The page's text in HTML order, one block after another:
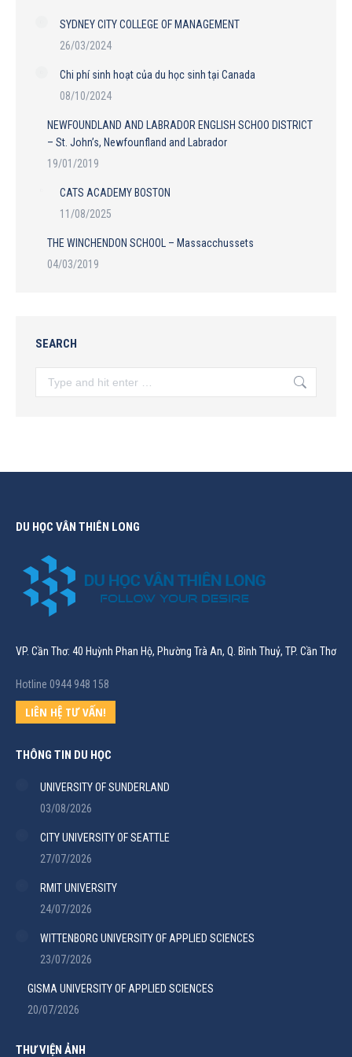
SYDNEY CITY COLLEGE OF MANAGEMENT
26/03/2024
Chi phí sinh hoạt của du học sinh tại Canada
08/10/2024
NEWFOUNDLAND AND LABRADOR ENGLISH SCHOO DISTRICT
– St. John’s, Newfounfland and Labrador
19/01/2019
CATS ACADEMY BOSTON
11/08/2025
THE WINCHENDON SCHOOL – Massacchussets
04/03/2019
SEARCH
DU HỌC VÂN THIÊN LONG
VP. Cần Thơ: 40 Huỳnh Phan Hộ, Phường Trà An, Q. Bình Thuỷ, TP. Cần Thơ
Hotline 0944 948 158
LIÊN HỆ TƯ VẤN!
THÔNG TIN DU HỌC
UNIVERSITY OF SUNDERLAND
03/08/2026
CITY UNIVERSITY OF SEATTLE
27/07/2026
RMIT UNIVERSITY
24/07/2026
WITTENBORG UNIVERSITY OF APPLIED SCIENCES
23/07/2026
GISMA UNIVERSITY OF APPLIED SCIENCES
20/07/2026
THƯ VIỆN ẢNH